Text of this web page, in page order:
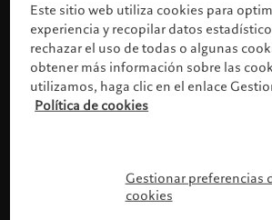
Este sitio web utiliza cookies para
experiencia y recopilar datos
rechazar el uso de todas o algunas
obtener más información sobre las
utilizamos, haga clic en el enlace
Política de cookies
Gestionar preferencias
cookies